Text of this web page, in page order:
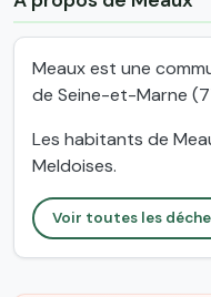
Meaux est une
de Seine-et-Marne
Les habitants de
Meldoises.
Voir toutes les